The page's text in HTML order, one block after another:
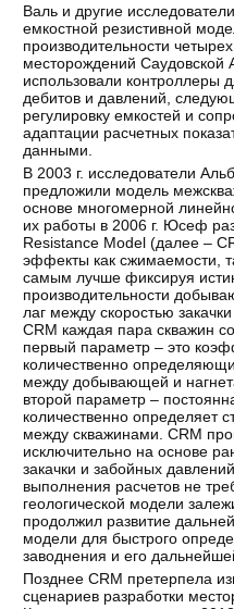
Валь и другие
емкостной резистивной
производительности
месторождений Саудовской
использовали контроллеры
дебитов и давлений,
регулировку емкостей и
адаптации расчетных
данными.
В 2003 г. исследователи
предложили модель
основе многомерной
их работы в 2006 г. Юсеф
Resistance Model (далее –
эффекты как сжимаемости,
самым лучше фиксируя
производительности
лаг между скоростью
CRM каждая пара скважин
первый параметр – это
количественно
между добывающей и
второй параметр –
количественно определяет
между скважинами. CRM
исключительно на основе
закачки и забойных
выполнения расчетов не
геологической модели
продолжил развитие
модели для быстрого
заводнения и его
Позднее CRM претерпела
сценариев разработки